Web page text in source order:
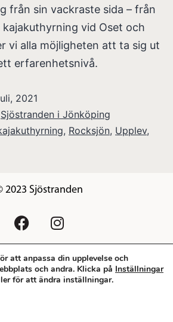
från sin vackraste sida – från
vid Oset och
vi alla möjligheten att ta sig ut
erfarenhetsnivå.
2021
Sjöstranden i Jönköping
, Rocksjön, Upplev,
2023 Sjöstranden
Frågor & Svar
att anpassa din upplevelse och
och andra. Klicka på Inställningar
för att ändra inställningar.